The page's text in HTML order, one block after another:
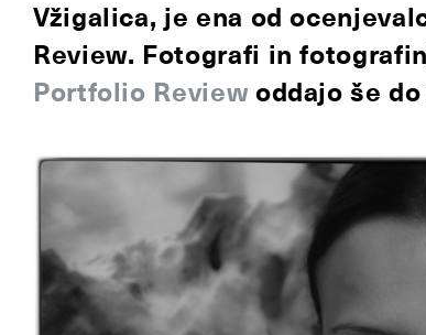
Vžigalica, je ena od
Review. Fotografi in
Portfolio Reviewoddajoše